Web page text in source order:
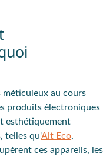
méticuleux au cours
produits électroniques
esthétiquement
telles qu'Alt Eco,
ces appareils, les